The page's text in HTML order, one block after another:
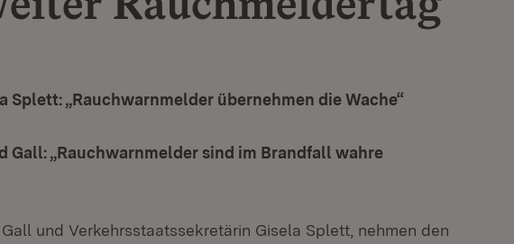
Splett: „Rauchwarnmelder übernehmen die Wache“
Gall: „Rauchwarnmelder sind im Brandfall wahre
und Verkehrsstaatssekretärin Gisela Splett, nehmen den